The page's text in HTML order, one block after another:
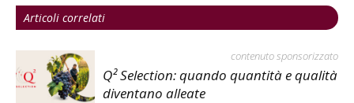
Articoli correlati
contenuto sponsorizzato
Q² Selection: quando quantità e qualità
diventano alleate